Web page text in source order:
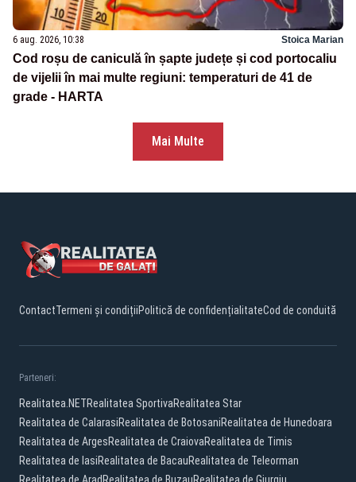
6 aug. 2026, 10:38 Stoica Marian
Cod roșu de caniculă în șapte județe și cod portocaliu
de vijelii în mai multe regiuni: temperaturi de 41 de
grade - HARTA
Mai Multe
ContactTermeni și condițiiPolitică de confidențialitateCod de conduită
Parteneri:
Realitatea.NETRealitatea SportivaRealitatea Star
Realitatea de CalarasiRealitatea de BotosaniRealitatea de Hunedoara
Realitatea de ArgesRealitatea de CraiovaRealitatea de Timis
Realitatea de IasiRealitatea de BacauRealitatea de Teleorman